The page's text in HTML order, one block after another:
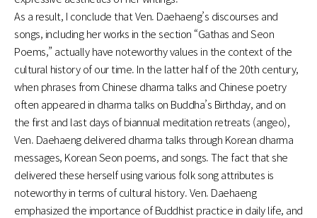
As a result, I conclude that Ven. Daehaeng’s discourses and
songs, including her works in the section “Gathas and Seon
Poems,” actually have noteworthy values in the context of the
cultural history of our time. In the latter half of the 20th century,
when phrases from Chinese dharma talks and Chinese poetry
often appeared in dharma talks on Buddha’s Birthday, and on
the first and last days of biannual meditation retreats (angeo),
Ven. Daehaeng delivered dharma talks through Korean dharma
messages, Korean Seon poems, and songs. The fact that she
delivered these herself using various folk song attributes is
noteworthy in terms of cultural history. Ven. Daehaeng
emphasized the importance of Buddhist practice in daily life, and